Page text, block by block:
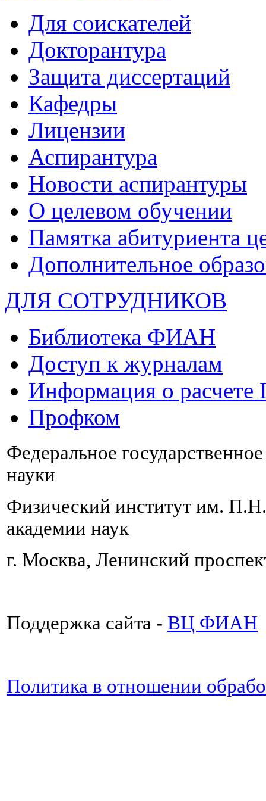
Для соискателей
Докторантура
Защита диссертаций
Кафедры
Лицензии
Аспирантура
Новости аспирантуры
О целевом обучении
Памятка абитуриента
Дополнительное
ДЛЯ СОТРУДНИКОВ
Библиотека ФИАН
Доступ к журналам
Информация о
Профком
Федеральное
науки
Физический институт им.
академии наук
г. Москва, Ленинский
Поддержка сайта - ВЦ ФИАН
Политика в отношении